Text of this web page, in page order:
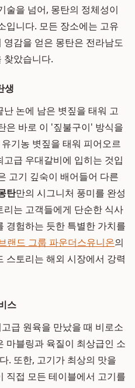
술을 넘어, 몽탄의 정체성이
입니다. 모든 장소에는 고유
감을 얻은 몽탄은 전라남도
찾았습니다.
생
논에 남은 볏짚을 태워 고
은 바로 이 '짚불구이' 방식을
기농 볏짚을 태워 피어오르
급 우대갈비에 입히는 것입
고기 깊숙이 배어들어 다른
탄만의 시그니처 풍미를 완성
는 고객들에게 단순한 식사
경험하는 듯한 특별한 가치를
랜드 그룹 파운더스유니온의
스토리는 해외 시장에서 강력
스
급 원육을 만났을 때 비로소
마블링과 육질이 최상급인 소
. 또한, 고기가 최상의 맛을
직접 모든 테이블에서 고기를